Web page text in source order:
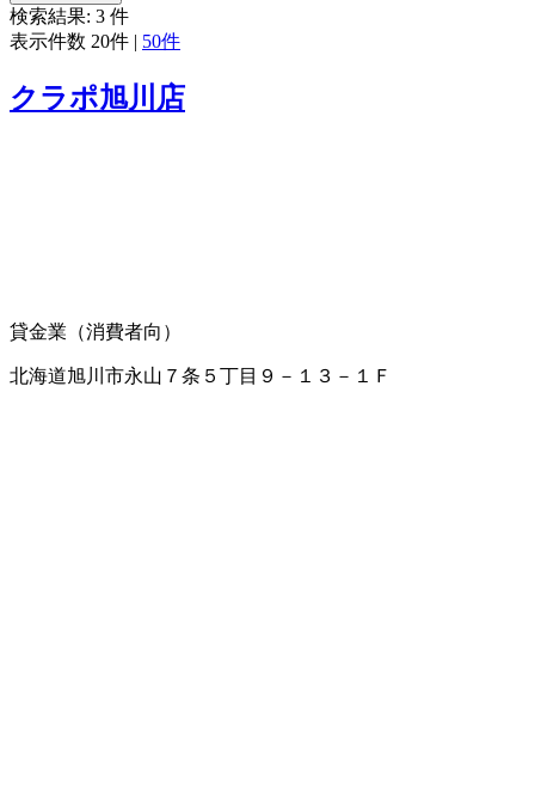
検索結果: 3 件
表示件数 20件 | 50件
クラポ旭川店
貸金業（消費者向）
北海道旭川市永山７条５丁目９－１３－１Ｆ